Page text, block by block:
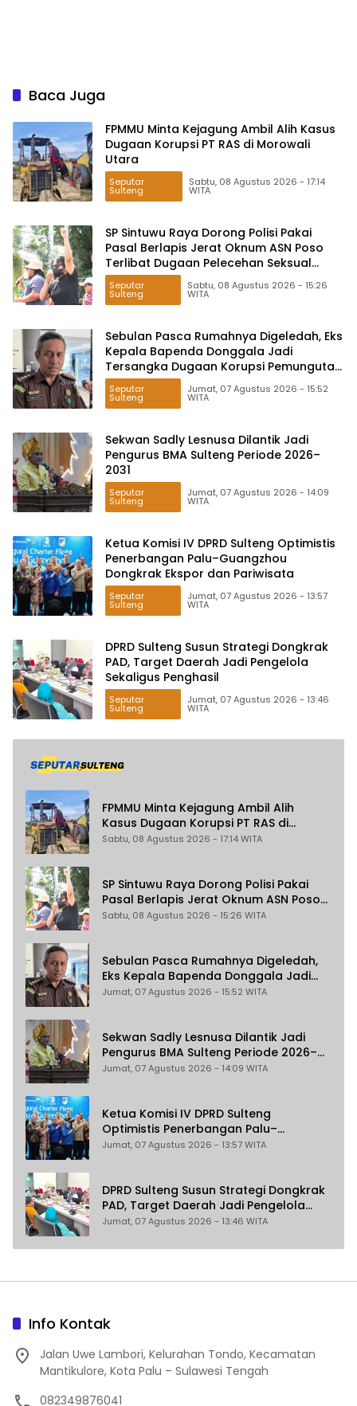
Baca Juga
FPMMU Minta Kejagung Ambil Alih Kasus
Dugaan Korupsi PT RAS di Morowali
Utara
Seputar
Sulteng
Sabtu, 08 Agustus 2026 - 17:14
WITA
SP Sintuwu Raya Dorong Polisi Pakai
Pasal Berlapis Jerat Oknum ASN Poso
Terlibat Dugaan Pelecehan Seksual
Kakak Beradik
Seputar
Sulteng
Sabtu, 08 Agustus 2026 - 15:26
WITA
Sebulan Pasca Rumahnya Digeledah, Eks
Kepala Bapenda Donggala Jadi
Tersangka Dugaan Korupsi Pemungutan
Pajak Pertambangan
Seputar
Sulteng
Jumat, 07 Agustus 2026 - 15:52
WITA
Sekwan Sadly Lesnusa Dilantik Jadi
Pengurus BMA Sulteng Periode 2026–
2031
Seputar
Sulteng
Jumat, 07 Agustus 2026 - 14:09
WITA
Ketua Komisi IV DPRD Sulteng Optimistis
Penerbangan Palu–Guangzhou
Dongkrak Ekspor dan Pariwisata
Seputar
Sulteng
Jumat, 07 Agustus 2026 - 13:57
WITA
DPRD Sulteng Susun Strategi Dongkrak
PAD, Target Daerah Jadi Pengelola
Sekaligus Penghasil
Seputar
Sulteng
Jumat, 07 Agustus 2026 - 13:46
WITA
FPMMU Minta Kejagung Ambil Alih
Kasus Dugaan Korupsi PT RAS di
Morowali Utara
Sabtu, 08 Agustus 2026 - 17:14 WITA
SP Sintuwu Raya Dorong Polisi Pakai
Pasal Berlapis Jerat Oknum ASN Poso
Terlibat Dugaan Pelecehan Seksual
Sabtu, 08 Agustus 2026 - 15:26 WITA
Sebulan Pasca Rumahnya Digeledah,
Eks Kepala Bapenda Donggala Jadi
Tersangka Dugaan Korupsi
Jumat, 07 Agustus 2026 - 15:52 WITA
Sekwan Sadly Lesnusa Dilantik Jadi
Pengurus BMA Sulteng Periode 2026–
2031
Jumat, 07 Agustus 2026 - 14:09 WITA
Ketua Komisi IV DPRD Sulteng
Optimistis Penerbangan Palu–
Guangzhou Dongkrak Ekspor dan
Jumat, 07 Agustus 2026 - 13:57 WITA
DPRD Sulteng Susun Strategi Dongkrak
PAD, Target Daerah Jadi Pengelola
Sekaligus Penghasil
Jumat, 07 Agustus 2026 - 13:46 WITA
Info Kontak
Jalan Uwe Lambori, Kelurahan Tondo, Kecamatan
Mantikulore, Kota Palu – Sulawesi Tengah
082349876041